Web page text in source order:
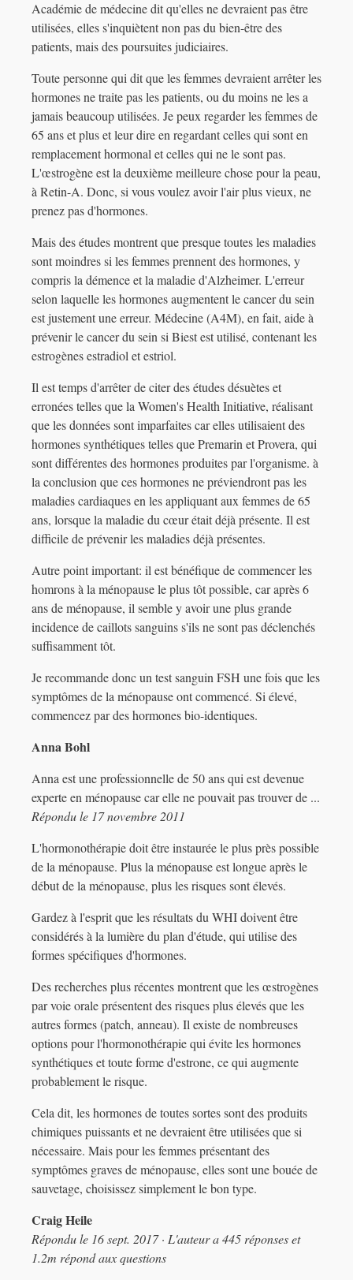
Académie de médecine dit qu'elles ne devraient pas être
utilisées, elles s'inquiètent non pas du bien-être des
patients, mais des poursuites judiciaires.
Toute personne qui dit que les femmes devraient arrêter les
hormones ne traite pas les patients, ou du moins ne les a
jamais beaucoup utilisées. Je peux regarder les femmes de
65 ans et plus et leur dire en regardant celles qui sont en
remplacement hormonal et celles qui ne le sont pas.
L'œstrogène est la deuxième meilleure chose pour la peau,
à Retin-A. Donc, si vous voulez avoir l'air plus vieux, ne
prenez pas d'hormones.
Mais des études montrent que presque toutes les maladies
sont moindres si les femmes prennent des hormones, y
compris la démence et la maladie d'Alzheimer. L'erreur
selon laquelle les hormones augmentent le cancer du sein
est justement une erreur. Médecine (A4M), en fait, aide à
prévenir le cancer du sein si Biest est utilisé, contenant les
estrogènes estradiol et estriol.
Il est temps d'arrêter de citer des études désuètes et
erronées telles que la Women's Health Initiative, réalisant
que les données sont imparfaites car elles utilisaient des
hormones synthétiques telles que Premarin et Provera, qui
sont différentes des hormones produites par l'organisme. à
la conclusion que ces hormones ne préviendront pas les
maladies cardiaques en les appliquant aux femmes de 65
ans, lorsque la maladie du cœur était déjà présente. Il est
difficile de prévenir les maladies déjà présentes.
Autre point important: il est bénéfique de commencer les
homrons à la ménopause le plus tôt possible, car après 6
ans de ménopause, il semble y avoir une plus grande
incidence de caillots sanguins s'ils ne sont pas déclenchés
suffisamment tôt.
Je recommande donc un test sanguin FSH une fois que les
symptômes de la ménopause ont commencé. Si élevé,
commencez par des hormones bio-identiques.
Anna Bohl
Anna est une professionnelle de 50 ans qui est devenue
experte en ménopause car elle ne pouvait pas trouver de ...
Répondu le 17 novembre 2011
L'hormonothérapie doit être instaurée le plus près possible
de la ménopause. Plus la ménopause est longue après le
début de la ménopause, plus les risques sont élevés.
Gardez à l'esprit que les résultats du WHI doivent être
considérés à la lumière du plan d'étude, qui utilise des
formes spécifiques d'hormones.
Des recherches plus récentes montrent que les œstrogènes
par voie orale présentent des risques plus élevés que les
autres formes (patch, anneau). Il existe de nombreuses
options pour l'hormonothérapie qui évite les hormones
synthétiques et toute forme d'estrone, ce qui augmente
probablement le risque.
Cela dit, les hormones de toutes sortes sont des produits
chimiques puissants et ne devraient être utilisées que si
nécessaire. Mais pour les femmes présentant des
symptômes graves de ménopause, elles sont une bouée de
sauvetage, choisissez simplement le bon type.
Craig Heile
Répondu le 16 sept. 2017 · L'auteur a 445 réponses et
1.2m répond aux questions